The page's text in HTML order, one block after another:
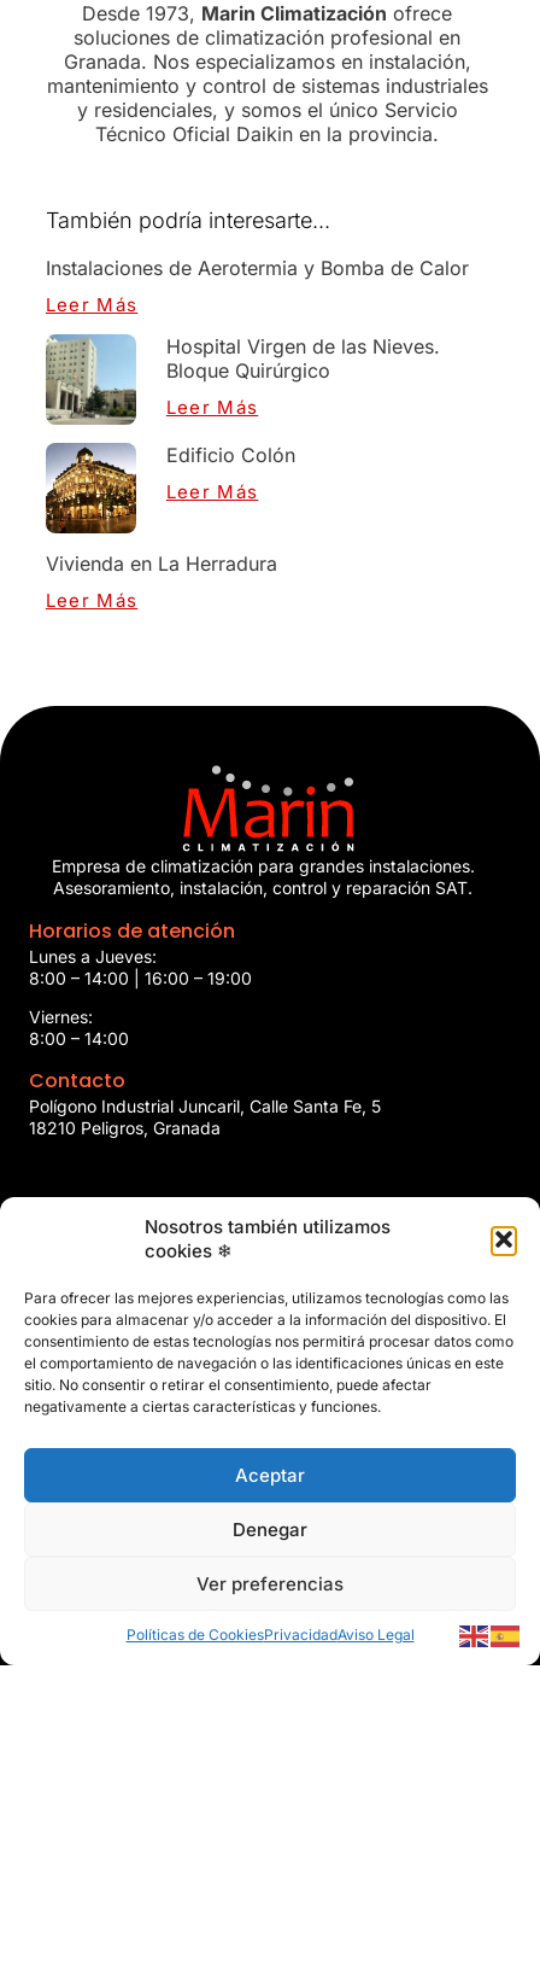
Nosotros también utilizamos
cookies ❄
Para ofrecer las mejores experiencias, utilizamos tecnologías como las
cookies para almacenar y/o acceder a la información del dispositivo. El
consentimiento de estas tecnologías nos permitirá procesar datos como
el comportamiento de navegación o las identificaciones únicas en este
sitio. No consentir o retirar el consentimiento, puede afectar
negativamente a ciertas características y funciones.
Aceptar
Denegar
Ver preferencias
Políticas de CookiesPrivacidadAviso Legal
Desde 1973, Marin Climatización ofrece
soluciones de climatización profesional en
Granada. Nos especializamos en instalación,
mantenimiento y control de sistemas industriales
y residenciales, y somos el único Servicio
Técnico Oficial Daikin en la provincia.
También podría interesarte...
Instalaciones de Aerotermia y Bomba de Calor
Leer Más
Hospital Virgen de las Nieves.
Bloque Quirúrgico
Leer Más
Edificio Colón
Leer Más
Vivienda en La Herradura
Leer Más
Empresa de climatización para grandes instalaciones.
Asesoramiento, instalación, control y reparación SAT.
Horarios de atención
Lunes a Jueves:
8:00 – 14:00 | 16:00 – 19:00
Viernes:
8:00 – 14:00
Contacto
Polígono Industrial Juncaril, Calle Santa Fe, 5
18210 Peligros, Granada
marin@marinclimatizacion.com
el Trabajo
Aviso Legal
Privacidad
Políticas de Cookies